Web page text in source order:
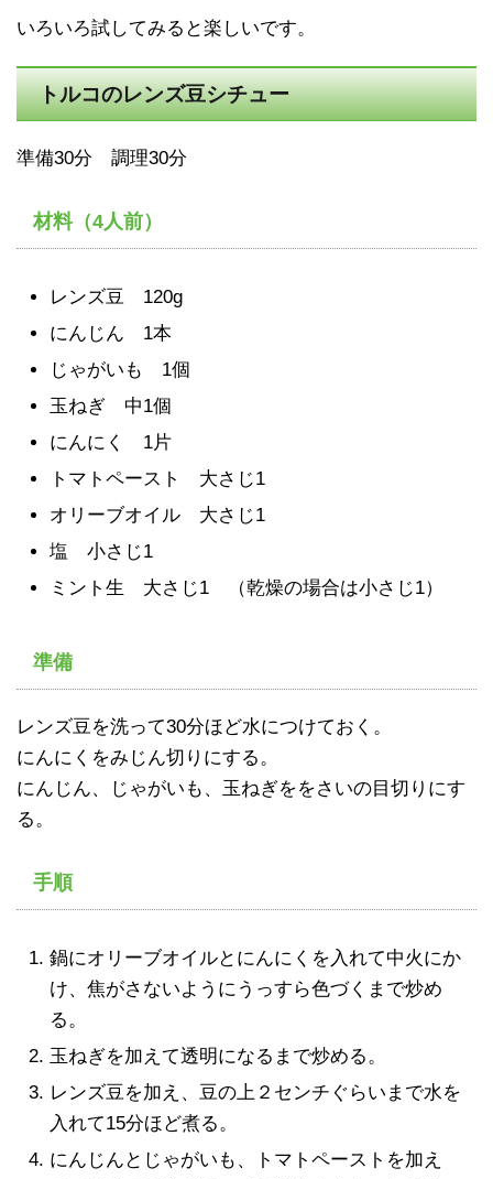
いろいろ試してみると楽しいです。
トルコのレンズ豆シチュー
準備30分 調理30分
材料（4人前）
レンズ豆 120g
にんじん 1本
じゃがいも 1個
玉ねぎ 中1個
にんにく 1片
トマトペースト 大さじ1
オリーブオイル 大さじ1
塩 小さじ1
ミント生 大さじ1 （乾燥の場合は小さじ1）
準備
レンズ豆を洗って30分ほど水につけておく。
にんにくをみじん切りにする。
にんじん、じゃがいも、玉ねぎををさいの目切りにす
る。
手順
鍋にオリーブオイルとにんにくを入れて中火にか
け、焦がさないようにうっすら色づくまで炒め
る。
玉ねぎを加えて透明になるまで炒める。
レンズ豆を加え、豆の上２センチぐらいまで水を
入れて15分ほど煮る。
にんじんとじゃがいも、トマトペーストを加え